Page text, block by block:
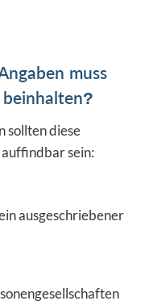
muss
sollten diese
sein:
ausgeschriebener